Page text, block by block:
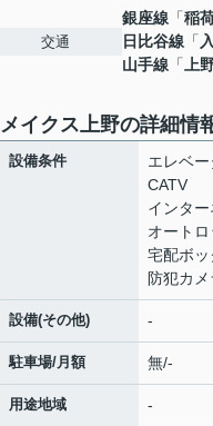
交通
銀座線 「稲
日比谷線 「
山手線 「 上
メイクス上野の詳細情
設備条件
エレベー
CATV
インタ
オートロ
宅配ボッ
防犯カメ
設備(その他) -
駐車場/月額 無/-
用途地域 -